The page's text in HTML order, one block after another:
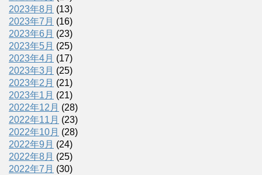
2023年8月 (13)
2023年7月 (16)
2023年6月 (23)
2023年5月 (25)
2023年4月 (17)
2023年3月 (25)
2023年2月 (21)
2023年1月 (21)
2022年12月 (28)
2022年11月 (23)
2022年10月 (28)
2022年9月 (24)
2022年8月 (25)
2022年7月 (30)